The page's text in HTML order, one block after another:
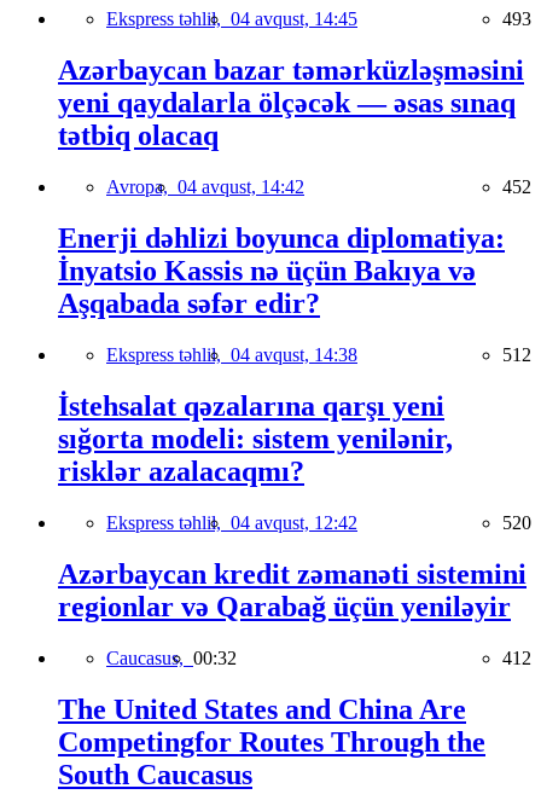
Ekspress təhlil, 04 avqust, 14:45 493
Azərbaycan bazar təmərküzləşməsini
yeni qaydalarla ölçəcək — əsas sınaq
tətbiq olacaq
Avropa, 04 avqust, 14:42 452
Enerji dəhlizi boyunca diplomatiya:
İnyatsio Kassis nə üçün Bakıya və
Aşqabada səfər edir?
Ekspress təhlil, 04 avqust, 14:38 512
İstehsalat qəzalarına qarşı yeni
sığorta modeli: sistem yenilənir,
risklər azalacaqmı?
Ekspress təhlil, 04 avqust, 12:42 520
Azərbaycan kredit zəmanəti sistemini
regionlar və Qarabağ üçün yeniləyir
Caucasus, 00:32 412
The United States and China Are
Competingfor Routes Through the
South Caucasus